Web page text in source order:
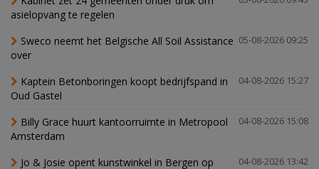
asielopvang te regelen
05-08-2026 09:25
Sweco neemt het Belgische All Soil Assistance
over
04-08-2026 15:27
Kaptein Betonboringen koopt bedrijfspand in
Oud Gastel
04-08-2026 15:08
Billy Grace huurt kantoorruimte in Metropool
Amsterdam
04-08-2026 13:42
Jo & Josie opent kunstwinkel in Bergen op